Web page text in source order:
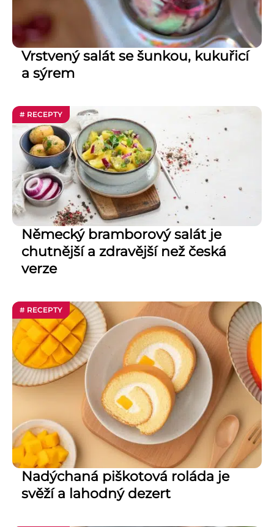
Vrstvený salát se šunkou, kukuřicí
a sýrem
# RECEPTY
Německý bramborový salát je
chutnější a zdravější než česká
verze
# RECEPTY
Nadýchaná piškotová roláda je
svěží a lahodný dezert